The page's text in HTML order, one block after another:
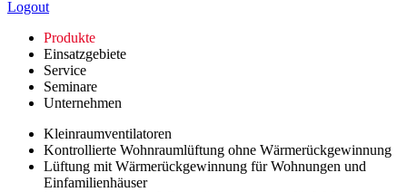
Logout
Produkte
Einsatzgebiete
Service
Seminare
Unternehmen
Kleinraumventilatoren
Kontrollierte Wohnraumlüftung ohne Wärmerückgewinnung
Lüftung mit Wärmerückgewinnung für Wohnungen und
Einfamilienhäuser